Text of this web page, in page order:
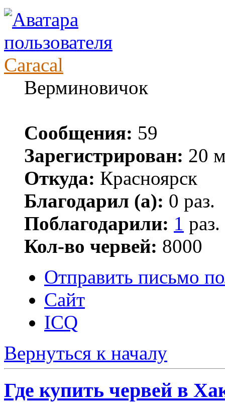
Caracal
Верминовичок
Сообщения: 59
Зарегистрирован: 20
Откуда: Красноярск
Благодарил (а): 0 раз.
Поблагодарили: 1 раз.
Кол-во червей: 8000
Отправить письмо
Сайт
ICQ
Вернуться к началу
Где купить червей в